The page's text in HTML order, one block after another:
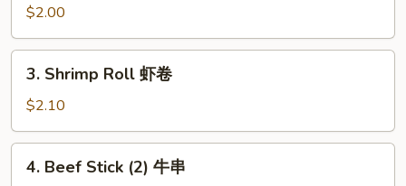
Made
Egg
Roll
$2.00
Shrimp
Roll
虾
卷
3. Shrimp Roll 虾卷
$2.10
Beef
4. Beef Stick (2) 牛串